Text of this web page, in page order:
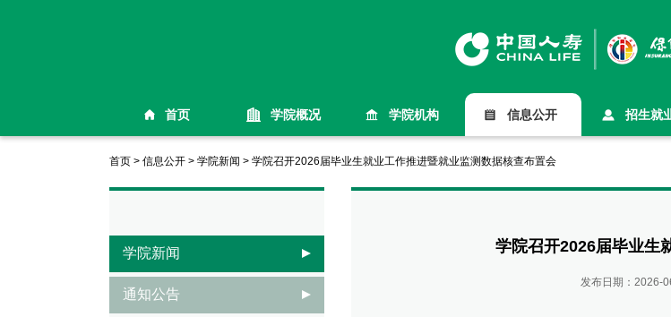
首页 学院概况 学院机构 信息公开 招生就
首页 > 信息公开 > 学院新闻 > 学院召开2026届毕业生就业工作推进暨就业监测数据核查布置会
学院召开2026届毕业生
发布日期： 2026-
学院新闻
通知公告